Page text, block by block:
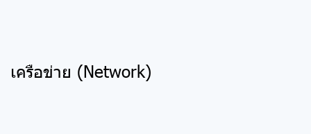
เครือข่าย (Network)